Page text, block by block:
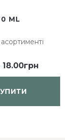
ML
18.00грн